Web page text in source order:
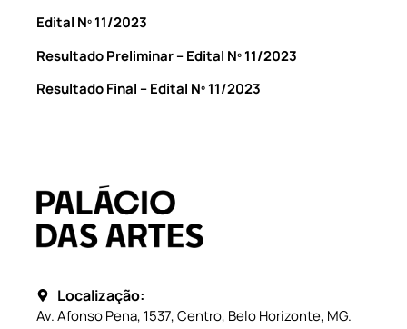
Edital Nº 11/2023
Resultado Preliminar – Edital Nº 11/2023
Resultado Final – Edital Nº 11/2023
Localização:
Av. Afonso Pena, 1537, Centro, Belo Horizonte, MG.